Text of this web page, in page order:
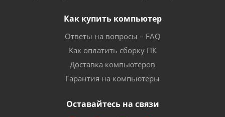
Как купить компьютер
Ответы на вопросы – FAQ
Как оплатить сборку ПК
Доставка компьютеров
Гарантия на компьютеры
Оставайтесь на связи